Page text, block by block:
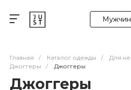
Главная / Каталог одежды / Для
Джоггеры
/ Джоггеры
Джоггеры